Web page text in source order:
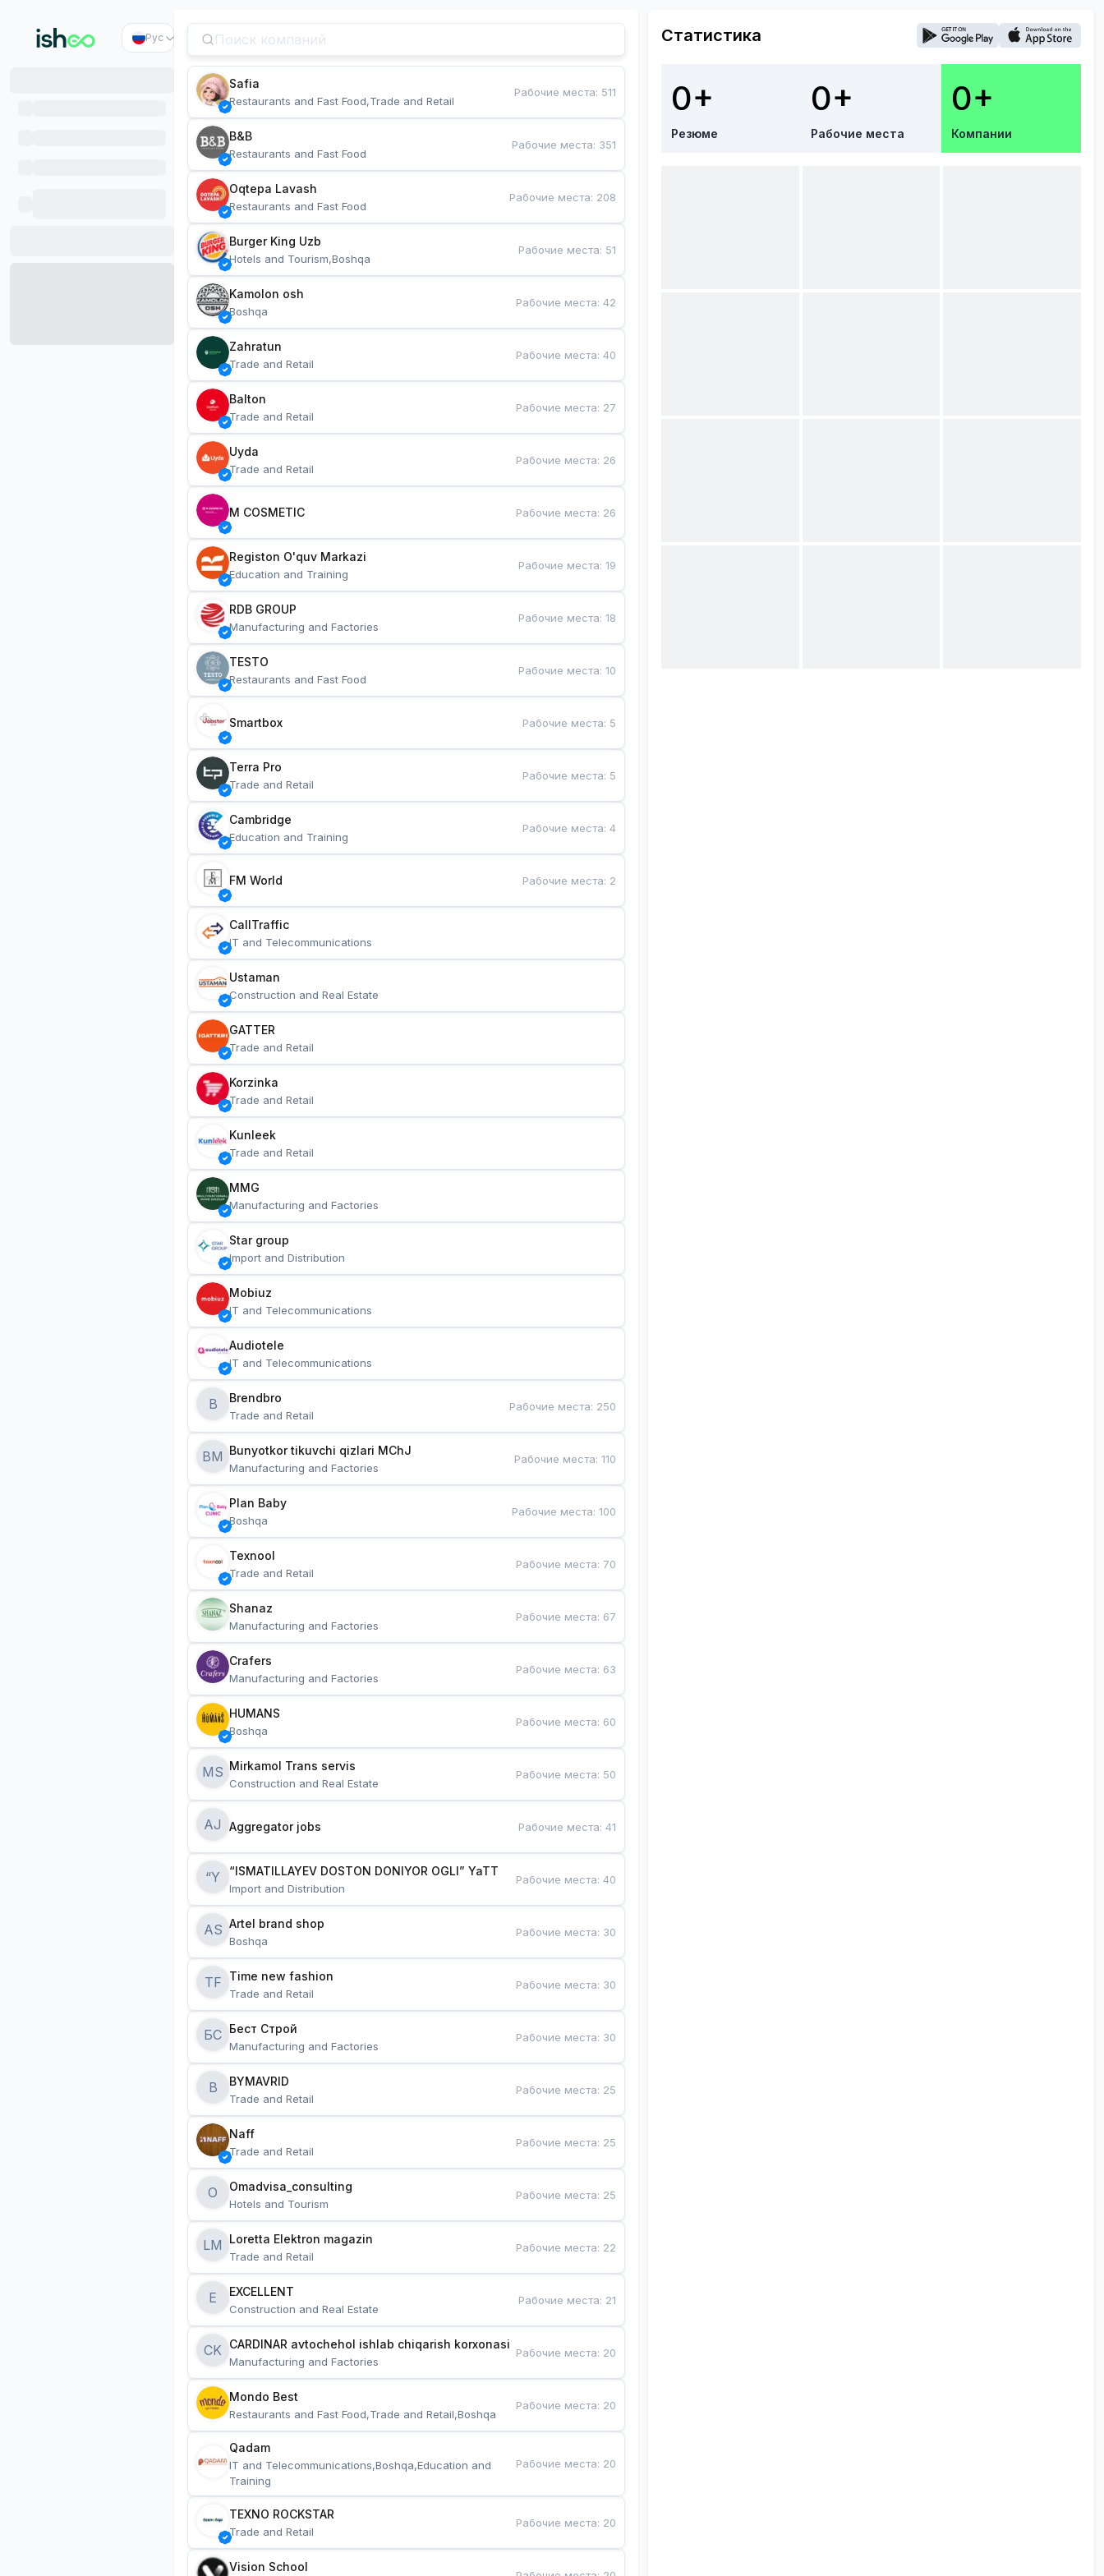
Рус
Safia
Restaurants and Fast Food,Trade and Retail
Рабочие места: 511
B&B
Restaurants and Fast Food
Рабочие места: 351
Oqtepa Lavash
Restaurants and Fast Food
Рабочие места: 208
Burger King Uzb
Hotels and Tourism,Boshqa
Рабочие места: 51
Kamolon osh
Boshqa
Рабочие места:42
Zahratun
Trade and Retail
Рабочие места:40
Balton
Trade and Retail
Рабочие места: 27
Uyda
Trade and Retail
Рабочие места: 26
M COSMETIC Рабочие места: 26
Registon O'quv Markazi
Education and Training
Рабочие места:19
RDB GROUP
Manufacturing and Factories
Рабочие места:18
TESTO
Restaurants and Fast Food
Рабочие места:10
Smartbox Рабочие места: 5
Terra Pro
Trade and Retail
Рабочие места: 5
Cambridge
Education and Training
Рабочие места:4
FM World Рабочие места: 2
CallTraffic
IT and Telecommunications
Ustaman
Construction and Real Estate
GATTER
Trade and Retail
Korzinka
Trade and Retail
Kunleek
Trade and Retail
MMG
Manufacturing and Factories
Star group
Import and Distribution
Mobiuz
IT and Telecommunications
Audiotele
IT and Telecommunications
B Brendbro
Trade and Retail
Рабочие места: 250
BM
Manufacturing and Factories
Рабочие места:110
Plan Baby
Boshqa
Рабочие места:100
Texnool
Trade and Retail
Рабочие места: 70
Shanaz
Manufacturing and Factories
Рабочие места: 67
Crafers
Manufacturing and Factories
Рабочие места: 63
HUMANS
Boshqa
Рабочие места: 60
MS
Construction and Real Estate
Рабочие места: 50
AJ Aggregator jobs Рабочие места:41
“Y “ISMATILLAYEV DOSTON DONIYOR OGLI” YaTT
Import and Distribution
Рабочие места:40
AS Artel brand shop
Boshqa
Рабочие места: 30
TF Time new fashion
Trade and Retail
Рабочие места: 30
БС Бест Строй
Manufacturing and Factories
Рабочие места: 30
B BYMAVRID
Trade and Retail
Рабочие места: 25
Naff
Trade and Retail
Рабочие места: 25
O Omadvisa_consulting
Hotels and Tourism
Рабочие места: 25
LM Loretta Elektron magazin
Trade and Retail
Рабочие места: 22
E EXCELLENT
Construction and Real Estate
Рабочие места: 21
CK CARDINAR avtochehol ishlab chiqarish korxonasi
Manufacturing and Factories
Рабочие места: 20
Mondo Best
Restaurants and Fast Food,Trade and Retail,Boshqa
Рабочие места: 20
Qadam
IT and Telecommunications,Boshqa,Education and
Training
Рабочие места: 20
TEXNO ROCKSTAR
Trade and Retail
Рабочие места: 20
Vision School
Статистика
0+
Резюме
0+
Рабочие места
0+
Компании